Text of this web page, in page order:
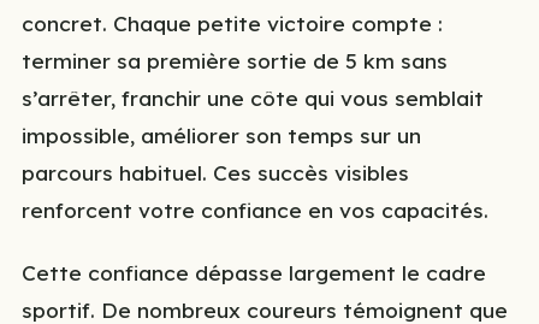
concret. Chaque petite victoire compte :
terminer sa première sortie de 5 km sans
s’arrêter, franchir une côte qui vous semblait
impossible, améliorer son temps sur un
parcours habituel. Ces succès visibles
renforcent votre confiance en vos capacités.
Cette confiance dépasse largement le cadre
sportif. De nombreux coureurs témoignent que